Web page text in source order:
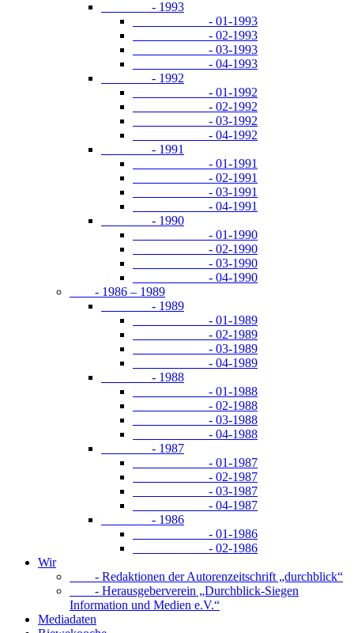
- 1993
- 01-1993
- 02-1993
- 03-1993
- 04-1993
- 1992
- 01-1992
- 02-1992
- 03-1992
- 04-1992
- 1991
- 01-1991
- 02-1991
- 03-1991
- 04-1991
- 1990
- 01-1990
- 02-1990
- 03-1990
- 04-1990
- 1986 – 1989
- 1989
- 01-1989
- 02-1989
- 03-1989
- 04-1989
- 1988
- 01-1988
- 02-1988
- 03-1988
- 04-1988
- 1987
- 01-1987
- 02-1987
- 03-1987
- 04-1987
- 1986
- 01-1986
- 02-1986
Wir
- Redaktionen der Autorenzeitschrift „durchblick“
- Herausgeberverein „Durchblick-Siegen
Information und Medien e.V.“
Mediadaten